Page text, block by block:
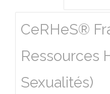
CeRHeS®
Ressources
Sexualités)